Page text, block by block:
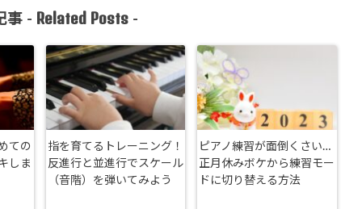
事 - Related Posts-
ての
しま
指を育てるトレーニング！
反進行と並進行でスケール
（音階）を弾いてみよう
ピアノ練習が面倒くさい…
正月休みボケから練習モー
ドに切り替える方法